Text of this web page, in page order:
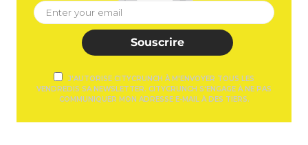
Souscrire
J'AUTORISE CITYCRUNCH À M'ENVOYER TOUS LES
VENDREDIS SA NEWSLETTER. CITYCRUNCH S'ENGAGE À NE PAS
COMMUNIQUER MON ADRESSE E-MAIL À DES TIERS.